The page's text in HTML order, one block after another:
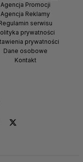
Agencja Promocji
Agencja Reklamy
serwisu
prywatności
prywatności
Dane osobowe
Kontakt